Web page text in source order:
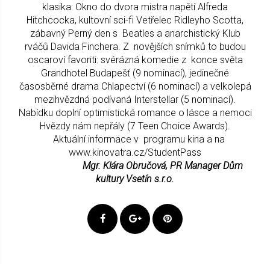
klasika: Okno do dvora mistra napětí Alfreda
Hitchcocka, kultovní sci-fi Vetřelec Ridleyho Scotta,
zábavný Perný den s Beatles a anarchistický Klub
rváčů Davida Finchera. Z novějších snímků to budou
oscaroví favoriti: svérázná komedie z konce světa
Grandhotel Budapešť (9 nominací), jedinečné
časosběrné drama Chlapectví (6 nominací) a velkolepá
mezihvězdná podívaná Interstellar (5 nominací).
Nabídku doplní optimistická romance o lásce a nemoci
Hvězdy nám nepřály (7 Teen Choice Awards).
Aktuální informace v programu kina a na
www.kinovatra.cz/StudentPass
Mgr. Klára Obručová, PR Manager Dům
kultury Vsetín s.r.o.